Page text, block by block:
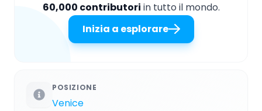
60,000 contributori in tutto il mondo.
Inizia a esplorare
POSIZIONE
Venice